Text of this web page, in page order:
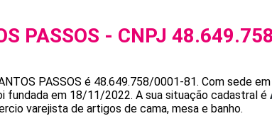
PASSOS - CNPJ
PASSOS é 48.649.758/0001-81. Com sede
fundada em 18/11/2022. A sua situação cadastral é
varejista de artigos de cama, mesa e banho.